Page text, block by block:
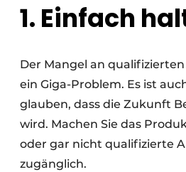
1. Einfach
Der Mangel an
ein Giga-Problem. Es ist
glauben, dass die Zukunft
wird. Machen Sie das
oder gar nicht qualifizierte
zugänglich.